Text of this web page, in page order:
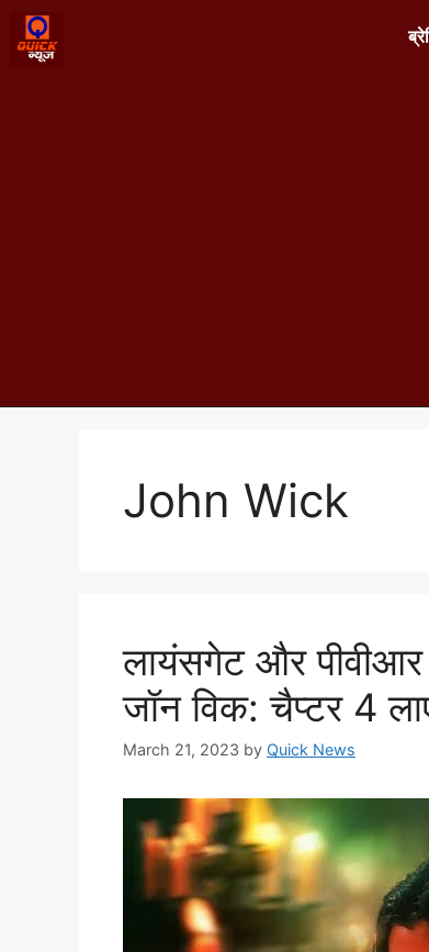
John Wick
लायंसगेट और पीवीआर
जॉन विक: चैप्टर 4
March 21, 2023 by Quick News